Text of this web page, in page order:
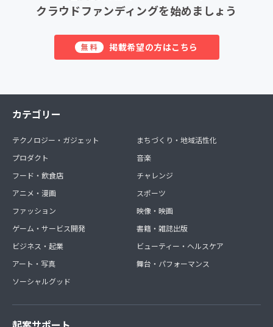
クラウドファンディングを始めましょう
無料 掲載希望の方はこちら
カテゴリー
テクノロジー・ガジェット
プロダクト
フード・飲食店
アニメ・漫画
ファッション
ゲーム・サービス開発
ビジネス・起業
アート・写真
ソーシャルグッド
まちづくり・地域活性化
音楽
チャレンジ
スポーツ
映像・映画
書籍・雑誌出版
ビューティー・ヘルスケア
舞台・パフォーマンス